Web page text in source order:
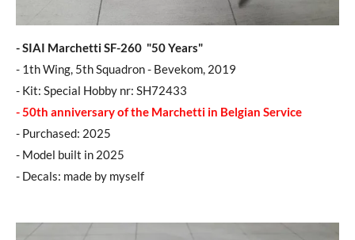
- SIAI Marchetti SF-260 "50 Years"
- 1th Wing, 5th Squadron - Bevekom, 2019
- Kit: Special Hobby nr: SH72433
- 50th anniversary of the Marchetti in Belgian Service
- Purchased: 2025
- Model built in 2025
- Decals: made by myself